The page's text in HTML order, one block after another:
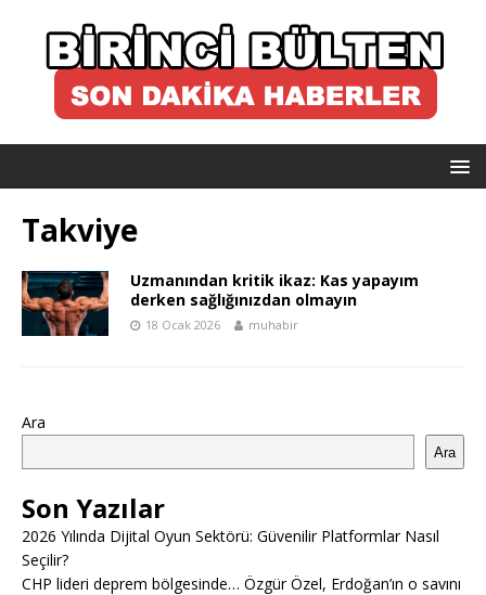
Takviye
Uzmanından kritik ikaz: Kas yapayım
derken sağlığınızdan olmayın
18 Ocak 2026 muhabir
Ara
Ara
Son Yazılar
2026 Yılında Dijital Oyun Sektörü: Güvenilir Platformlar Nasıl
Seçilir?
CHP lideri deprem bölgesinde… Özgür Özel, Erdoğan’ın o savını